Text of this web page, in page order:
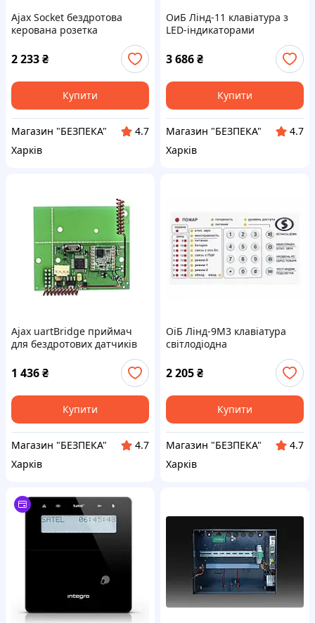
Ajax Socket бездротова
керована розетка
2 233₴
Купити
Магазин "БЕЗПЕКА"
4.7
Харків
ОиБ Лінд-11 клавіатура з
LED-індикаторами
3 686₴
Купити
Магазин "БЕЗПЕКА"
4.7
Харків
Ajax uartBridge приймач
для бездротових датчиків
1 436₴
Купити
Магазин "БЕЗПЕКА"
4.7
Харків
ОіБ Лінд-9М3 клавіатура
світлодіодна
2 205₴
Купити
Магазин "БЕЗПЕКА"
4.7
Харків